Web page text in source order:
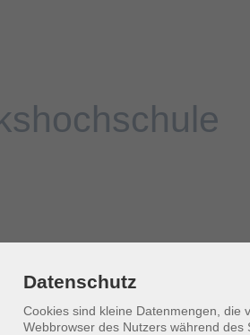
Datenschutz
Cookies sind kleine Datenmengen, die
Webbrowser des Nutzers während